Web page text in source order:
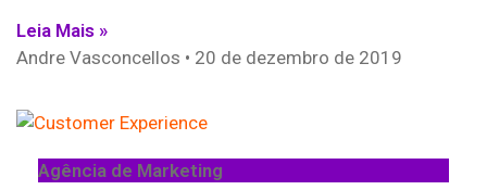
Leia Mais »
Andre Vasconcellos
20 de dezembro de 2019
Agência de Marketing